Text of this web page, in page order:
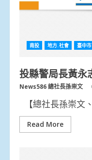
南投 地方.社會 臺中市
投縣警局長黃永
News586 總社長孫崇文
【總社長孫崇文
Read More